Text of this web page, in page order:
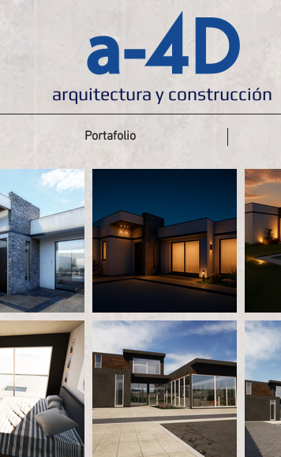
arquitectura y construcción
Portafolio